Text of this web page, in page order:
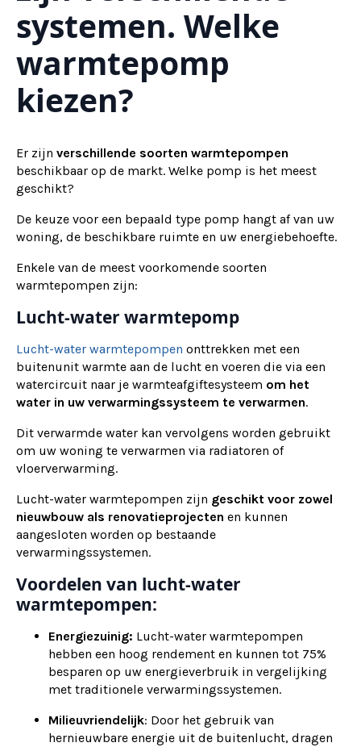
systemen. Welke
warmtepomp
kiezen?
Er zijn verschillende soorten warmtepompen
beschikbaar op de markt. Welke pomp is het meest
geschikt?
De keuze voor een bepaald type pomp hangt af van uw
woning, de beschikbare ruimte en uw energiebehoefte.
Enkele van de meest voorkomende soorten
warmtepompen zijn:
Lucht-water warmtepomp
Lucht-water warmtepompen onttrekken met een
buitenunit warmte aan de lucht en voeren die via een
watercircuit naar je warmteafgiftesysteem om het
water in uw verwarmingssysteem te verwarmen.
Dit verwarmde water kan vervolgens worden gebruikt
om uw woning te verwarmen via radiatoren of
vloerverwarming.
Lucht-water warmtepompen zijn geschikt voor zowel
nieuwbouw als renovatieprojecten en kunnen
aangesloten worden op bestaande
verwarmingssystemen.
Voordelen van lucht-water
warmtepompen:
Energiezuinig: Lucht-water warmtepompen
hebben een hoog rendement en kunnen tot 75%
besparen op uw energieverbruik in vergelijking
met traditionele verwarmingssystemen.
Milieuvriendelijk: Door het gebruik van
hernieuwbare energie uit de buitenlucht, dragen